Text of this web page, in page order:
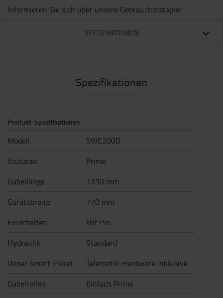
Informieren Sie sich über unsere Gebrauchststapler
SPEZIFIKATIONEN
Spezifikationen
Produkt-Spezifikationen
Modell
SWE200D
Stützrad
Prime
Gabellänge
1150 mm
Gerätebreite
770 mm
Einschalten
Mit Pin
Hydraulik
Standard
Unser Smart-Paket
Telematik-Hardware inklusive
Gabelrollen
Einfach Prime